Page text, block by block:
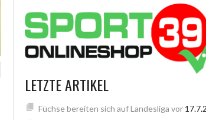
LETZTE ARTIKEL
Füchse bereiten sich auf Landesliga vor